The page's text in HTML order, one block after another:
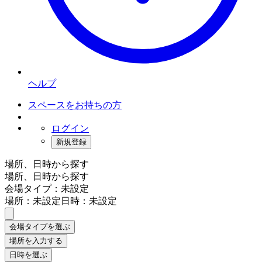
ヘルプ
スペースをお持ちの方
ログイン
新規登録
場所、日時から探す
場所、日時から探す
会場タイプ：未設定
場所：未設定日時：未設定
会場タイプを選ぶ
場所を入力する
日時を選ぶ